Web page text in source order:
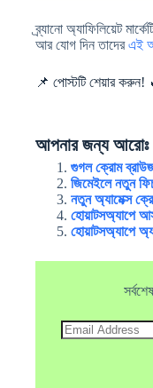
ব্র্যানো অ্যাফিলিয়েট
আর যোগ দিন তাদেরএই
📌 পোস্টটি শেয়ার করুন!
আপনার জন্য আরোঃ
গুগল ক্রোম
জিমেইলে নতুন
নতুন অ্যামেক্স
হোয়াটসঅ্যাপে
হোয়াটসঅ্যাপে
Email
Address